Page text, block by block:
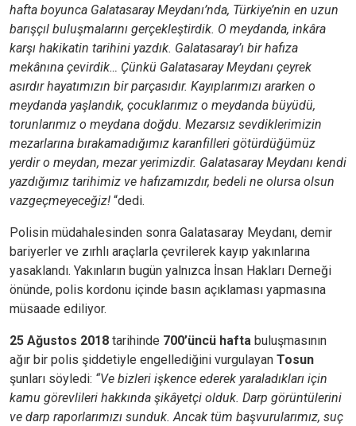
hafta boyunca Galatasaray Meydanı’nda, Türkiye’nin en uzun
barışçıl buluşmalarını gerçekleştirdik. O meydanda, inkâra
karşı hakikatin tarihini yazdık. Galatasaray’ı bir hafıza
mekânına çevirdik… Çünkü Galatasaray Meydanı çeyrek
asırdır hayatımızın bir parçasıdır. Kayıplarımızı ararken o
meydanda yaşlandık, çocuklarımız o meydanda büyüdü,
torunlarımız o meydana doğdu. Mezarsız sevdiklerimizin
mezarlarına bırakamadığımız karanfilleri götürdüğümüz
yerdir o meydan, mezar yerimizdir. Galatasaray Meydanı kendi
yazdığımız tarihimiz ve hafızamızdır, bedeli ne olursa olsun
vazgeçmeyeceğiz! “dedi.
Polisin müdahalesinden sonra Galatasaray Meydanı, demir
bariyerler ve zırhlı araçlarla çevrilerek kayıp yakınlarına
yasaklandı. Yakınların bugün yalnızca İnsan Hakları Derneği
önünde, polis kordonu içinde basın açıklaması yapmasına
müsaade ediliyor.
25 Ağustos 2018 tarihinde 700’üncü hafta buluşmasının
ağır bir polis şiddetiyle engellediğini vurgulayan Tosun
şunları söyledi: “Ve bizleri işkence ederek yaraladıkları için
kamu görevlileri hakkında şikâyetçi olduk. Darp görüntülerini
ve darp raporlarımızı sunduk. Ancak tüm başvurularımız, suç